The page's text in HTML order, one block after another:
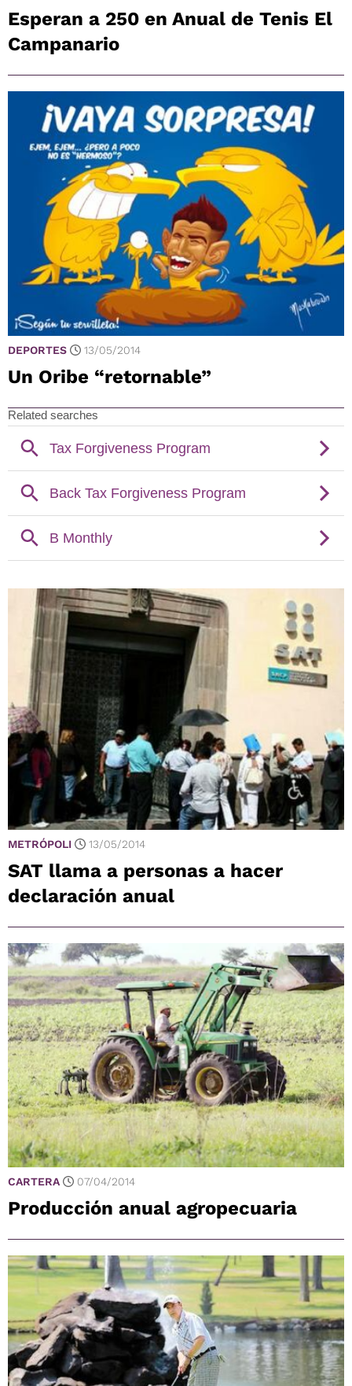
Esperan a 250 en Anual de Tenis El
Campanario
DEPORTES 13/05/2014
Un Oribe “retornable”
METRÓPOLI 13/05/2014
SAT llama a personas a hacer
declaración anual
CARTERA 07/04/2014
Producción anual agropecuaria